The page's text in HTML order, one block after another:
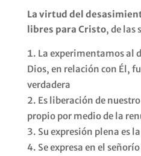
La virtud del
libres para Cristo, de las
La experimentamos al
Dios, en relación con Él,
verdadera
Es liberación de
propio por medio de la
Su expresión plena es
Se expresa en el